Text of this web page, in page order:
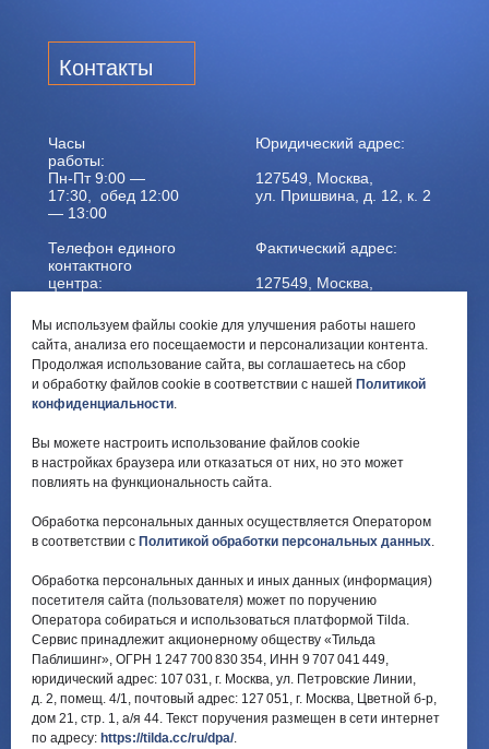
Контакты
Фактический адрес:
127549, Москва,
Телефон единого
контактного
центра:
Юридический адрес:
127549, Москва,
ул. Пришвина, д. 12, к. 2
okc-
svao@svao.mos.ru
Почта:
Часы
работы:
Пн-Пт 9:00 —
17:30, обед 12:00
— 13:00
Об учреждении:
О ГБУ «ОКЦ СВАО»
Электронный каталог:
Результаты НОК
Электронные ресурсы:
Национальная
Каталог Библиотек
электронная детская
библиотека
Мы используем файлы cookie для улучшения работы нашего
сайта, анализа его посещаемости и персонализации контента.
Продолжая использование сайта, вы соглашаетесь на сбор
и обработку файлов cookie в соответствии с нашей Политикой
конфиденциальности.
Вы можете настроить использование файлов cookie
в настройках браузера или отказаться от них, но это может
повлиять на функциональность сайта.
Обработка персональных данных осуществляется Оператором
в соответствии с Политикой обработки персональных данных.
Обработка персональных данных и иных данных (информация)
посетителя сайта (пользователя) может по поручению
Оператора собираться и использоваться платформой Tilda.
Сервис принадлежит акционерному обществу «Тильда
Паблишинг», ОГРН 1 247 700 830 354, ИНН 9 707 041 449,
юридический адрес: 107 031, г. Москва, ул. Петровские Линии,
д. 2, помещ. 4/1, почтовый адрес: 127 051, г. Москва, Цветной б-р,
дом 21, стр. 1, а/я 44. Текст поручения размещен в сети интернет
по адресу: https://tilda.cc/ru/dpa/.